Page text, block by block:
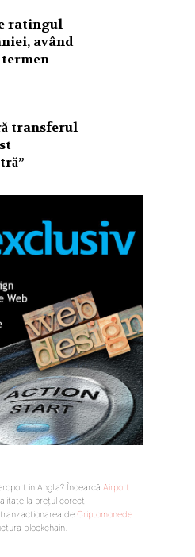
ratingul
având
termen
transferul
in Anglia? Încearcă Airport
la prețul corect.
de Criptomonede
blockchain.